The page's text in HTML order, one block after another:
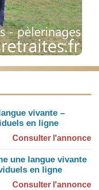
vivante –
en ligne
Consulter l'annonce
une langue vivante
en ligne
Consulter l'annonce